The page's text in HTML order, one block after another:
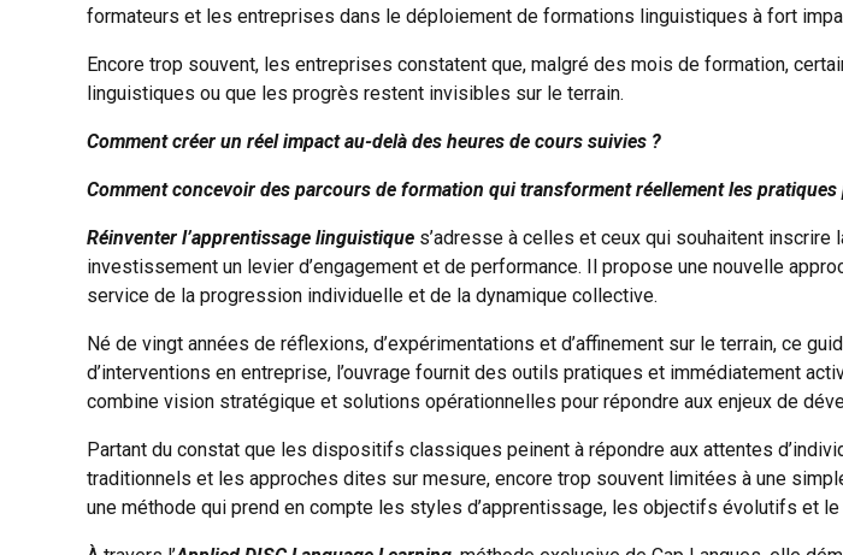
formateurs et les entreprises dans le déploiement de formations linguistiques à fort
Encore trop souvent, les entreprises constatent que, malgré des mois de formation,
linguistiques ou que les progrès restent invisibles sur le terrain.
Comment créer un réel impact au-delà des heures de cours suivies ?
Comment concevoir des parcours de formation qui transforment réellement les
Réinventer l’apprentissage linguistique s’adresse à celles et ceux qui souhaitent
investissement un levier d’engagement et de performance. Il propose une nouvelle
service de la progression individuelle et de la dynamique collective.
Né de vingt années de réflexions, d’expérimentations et d’affinement sur le terrain, ce
d’interventions en entreprise, l’ouvrage fournit des outils pratiques et immédiatement
combine vision stratégique et solutions opérationnelles pour répondre aux enjeux de
Partant du constat que les dispositifs classiques peinent à répondre aux attentes
traditionnels et les approches dites sur mesure, encore trop souvent limitées à une
une méthode qui prend en compte les styles d’apprentissage, les objectifs évolutifs et